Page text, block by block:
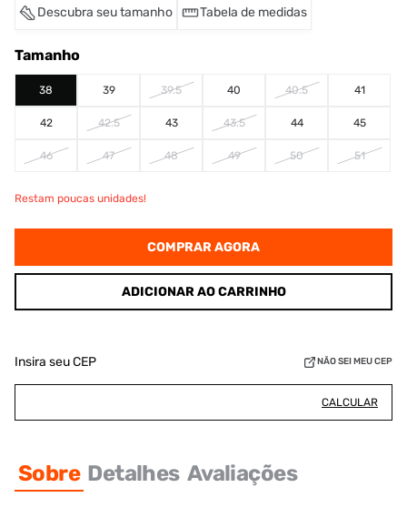
Descubra seu tamanho Tabela de medidas
Tamanho
38 39 39.5 40 40.5 41
42 42.5 43 43.5 44 45
46 47 48 49 50 51
Restam poucas unidades!
COMPRAR AGORA
ADICIONAR AO CARRINHO
Insira seu CEP NÃO SEI MEU CEP
CALCULAR
Sobre Detalhes Avaliações